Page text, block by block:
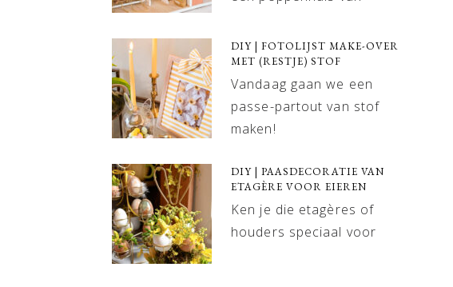
DIY | FOTOLIJST MAKE-OVER
MET (RESTJE) STOF
Vandaag gaan we een
passe-partout van stof
maken!
DIY | PAASDECORATIE VAN
ETAGÈRE VOOR EIEREN
Ken je die etagères of
houders speciaal voor